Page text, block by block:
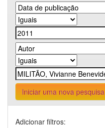
Iniciar uma nova pesquisa
Adicionar filtros: